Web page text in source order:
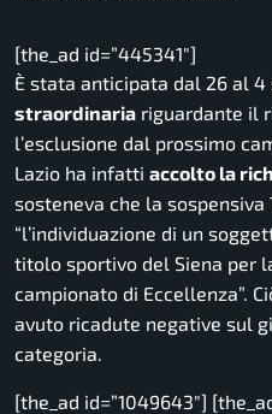
[the_ad id=”445341″]
È stata anticipata dal 26 al 4
straordinaria riguardante il
l’esclusione dal prossimo
Lazio ha infatti accolto la
sosteneva che la sospensiva
“l’individuazione di un
titolo sportivo del Siena per
campionato di Eccellenza”.
avuto ricadute negative sul
categoria.
[the_ad id=”1049643″]